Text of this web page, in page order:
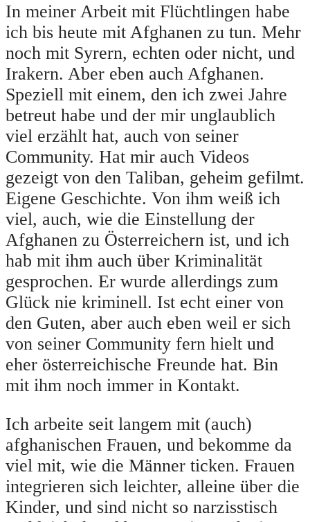
In meiner Arbeit mit Flüchtlingen habe
ich bis heute mit Afghanen zu tun. Mehr
noch mit Syrern, echten oder nicht, und
Irakern. Aber eben auch Afghanen.
Speziell mit einem, den ich zwei Jahre
betreut habe und der mir unglaublich
viel erzählt hat, auch von seiner
Community. Hat mir auch Videos
gezeigt von den Taliban, geheim gefilmt.
Eigene Geschichte. Von ihm weiß ich
viel, auch, wie die Einstellung der
Afghanen zu Österreichern ist, und ich
hab mit ihm auch über Kriminalität
gesprochen. Er wurde allerdings zum
Glück nie kriminell. Ist echt einer von
den Guten, aber auch eben weil er sich
von seiner Community fern hielt und
eher österreichische Freunde hat. Bin
mit ihm noch immer in Kontakt.
Ich arbeite seit langem mit (auch)
afghanischen Frauen, und bekomme da
viel mit, wie die Männer ticken. Frauen
integrieren sich leichter, alleine über die
Kinder, und sind nicht so narzisstisch